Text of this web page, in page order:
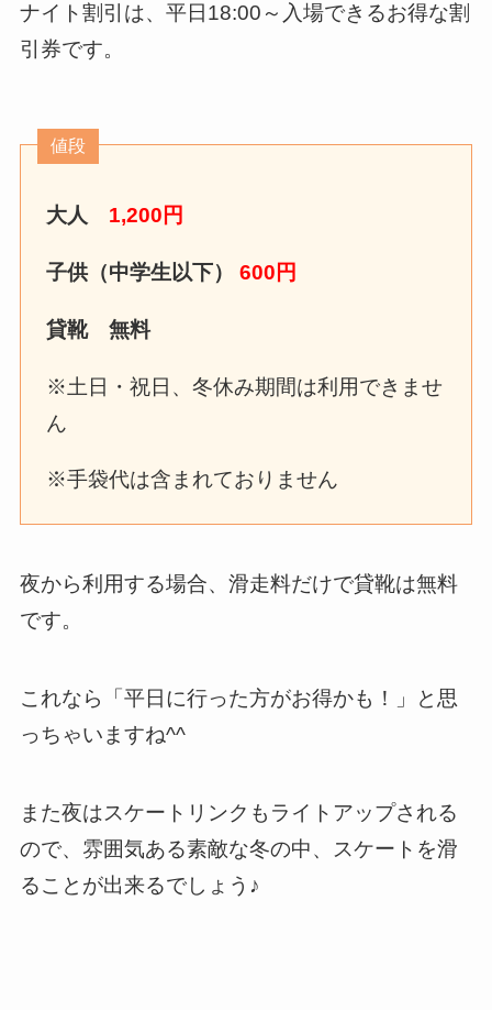
ナイト割引は、平日18:00～入場できるお得な割
引券です。
値段
大人 1,200円
子供（中学生以下）600円
貸靴 無料
※土日・祝日、冬休み期間は利用できませ
ん
※手袋代は含まれておりません
夜から利用する場合、滑走料だけで貸靴は無料
です。
これなら「平日に行った方がお得かも！」と思
っちゃいますね^^
また夜はスケートリンクもライトアップされる
ので、雰囲気ある素敵な冬の中、スケートを滑
ることが出来るでしょう♪